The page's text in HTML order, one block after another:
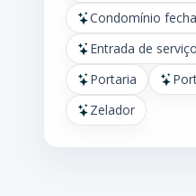
Condomínio
Entrada de
Portaria
Zelador